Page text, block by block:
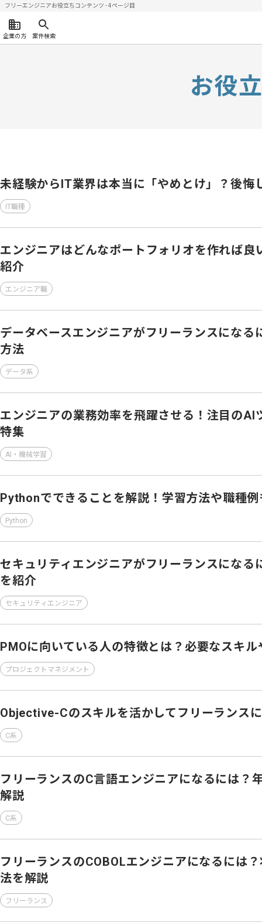
フリーエンジニアお役立ちコンテンツ - 4ページ目
企業の方 案件検索
お役
未経験からIT業界は本当に「やめとけ」？後悔
IT職種
エンジニアはどんなポートフォリオを作れば良
紹介
エンジニア職
データベースエンジニアがフリーランスになる
方法
データ系
エンジニアの業務効率を飛躍させる！注目のAI
特集
AI・機械学習
Pythonでできることを解説！学習方法や職種
Python
セキュリティエンジニアがフリーランスになる
を紹介
セキュリティエンジニア
PMOに向いている人の特徴とは？必要なスキ
プロジェクトマネジメント
Objective-Cのスキルを活かしてフリーランス
C系
フリーランスのC言語エンジニアになるには？
解説
C系
フリーランスのCOBOLエンジニアになるには
法を解説
フリーランス